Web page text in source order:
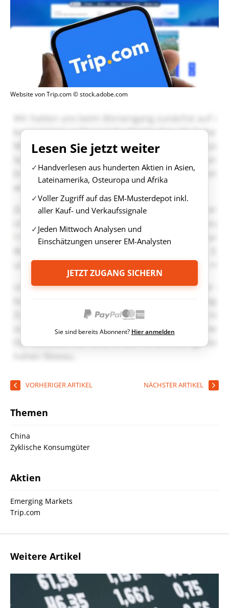
Website von Trip.com © stock.adobe.com
Lesen Sie jetzt weiter
Handverlesen aus hunderten Aktien in Asien,
Lateinamerika, Osteuropa und Afrika
Voller Zugriff auf das EM-Musterdepot inkl.
aller Kauf- und Verkaufssignale
Jeden Mittwoch Analysen und
Einschätzungen unserer EM-Analysten
JETZT ZUGANG SICHERN
Sie sind bereits Abonnent? Hier anmelden
VORHERIGER ARTIKEL NÄCHSTER ARTIKEL
Themen
China
Zyklische Konsumgüter
Aktien
Emerging Markets
Trip.com
Weitere Artikel